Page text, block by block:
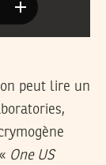
peut lire un
One US